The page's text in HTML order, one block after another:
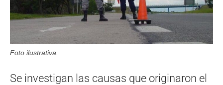
Foto ilustrativa.
Se investigan las causas que originaron el